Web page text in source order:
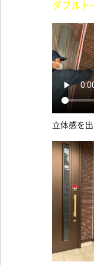
ダブルト
立体感を